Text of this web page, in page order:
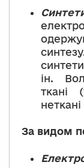
ін.
ткані
За видом